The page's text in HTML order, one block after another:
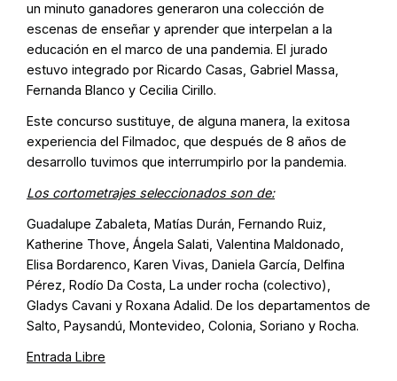
un minuto ganadores generaron una colección de
escenas de enseñar y aprender que interpelan a la
educación en el marco de una pandemia. El jurado
estuvo integrado por Ricardo Casas, Gabriel Massa,
Fernanda Blanco y Cecilia Cirillo.
Este concurso sustituye, de alguna manera, la exitosa
experiencia del Filmadoc, que después de 8 años de
desarrollo tuvimos que interrumpirlo por la pandemia.
Los cortometrajes seleccionados son de:
Guadalupe Zabaleta, Matías Durán, Fernando Ruiz,
Katherine Thove, Ángela Salati, Valentina Maldonado,
Elisa Bordarenco, Karen Vivas, Daniela García, Delfina
Pérez, Rodío Da Costa, La under rocha (colectivo),
Gladys Cavani y Roxana Adalid. De los departamentos de
Salto, Paysandú, Montevideo, Colonia, Soriano y Rocha.
Entrada Libre